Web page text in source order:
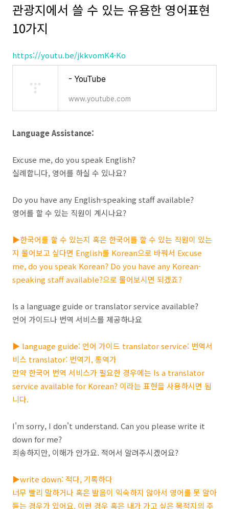
관광지에서 쓸 수 있는 유용한 영어표현
10가지
https://youtu.be/jkkvomK4-Ko
- YouTube
www.youtube.com
Language Assistance:
Excuse me, do you speak English?
실례합니다, 영어를 하실 수 있나요?
Do you have any English-speaking staff available?
영어를 할 수 있는 직원이 계시나요?
▶한국어를 할 수 있는지 혹은 한국어를 할 수 있는 직원이 있는
지 물어보고 싶다면 English를 Korean으로 바꿔서 Excuse
me, do you speak Korean? Do you have any Korean-
speaking staff available?으로 물어보시면 되겠죠?
Is a language guide or translator service available?
언어 가이드나 번역 서비스를 제공하나요
▶ language guide: 언어 가이드 translator service: 번역서
비스 translator: 번역기, 통역가
만약 한국어 번역 서비스가 필요한 경우에는 Is a translator
service available for Korean? 이라는 표현을 사용하시면 됩
니다.
I'm sorry, I don't understand. Can you please write it
down for me?
죄송하지만, 이해가 안가요. 적어서 알려주시겠어요?
▶write down: 적다, 기록하다
너무 빨리 말하거나 혹은 발음이 익숙하지 않아서 영어를 못 알아
듣는 경우가 있어요. 이런 경우 혹은 내가 가고 싶은 목적지의 주